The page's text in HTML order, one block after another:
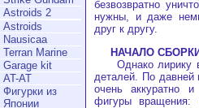
Astroids 2
Astroids
Nausicaa
Terran Marine
Garage kit
AT-AT
Фигурки из
Японии
безвозвратно
нужны, и даже
друг к другу.
НАЧАЛО
Однако лирику в
деталей. По
очень аккуратно
фигуры вращения: